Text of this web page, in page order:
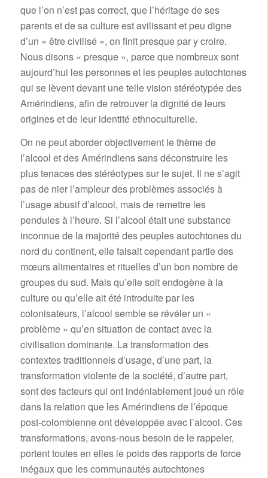
que l’on n’est pas correct, que l’héritage de ses
parents et de sa culture est avilissant et peu digne
d’un « être civilisé », on finit presque par y croire.
Nous disons « presque », parce que nombreux sont
aujourd’hui les personnes et les peuples autochtones
qui se lèvent devant une telle vision stéréotypée des
Amérindiens, afin de retrouver la dignité de leurs
origines et de leur identité ethnoculturelle.
On ne peut aborder objectivement le thème de
l’alcool et des Amérindiens sans déconstruire les
plus tenaces des stéréotypes sur le sujet. Il ne s’agit
pas de nier l’ampleur des problèmes associés à
l’usage abusif d’alcool, mais de remettre les
pendules à l’heure. Si l’alcool était une substance
inconnue de la majorité des peuples autochtones du
nord du continent, elle faisait cependant partie des
mœurs alimentaires et rituelles d’un bon nombre de
groupes du sud. Mais qu’elle soit endogène à la
culture ou qu’elle ait été introduite par les
colonisateurs, l’alcool semble se révéler un «
problème » qu’en situation de contact avec la
civilisation dominante. La transformation des
contextes traditionnels d’usage, d’une part, la
transformation violente de la société, d’autre part,
sont des facteurs qui ont indéniablement joué un rôle
dans la relation que les Amérindiens de l’époque
post-colombienne ont développée avec l’alcool. Ces
transformations, avons-nous besoin de le rappeler,
portent toutes en elles le poids des rapports de force
inégaux que les communautés autochtones